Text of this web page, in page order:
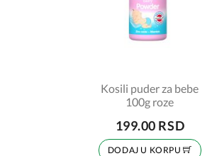
Kosili puder za bebe
100g roze
199.00 RSD
DODAJ U KORPU